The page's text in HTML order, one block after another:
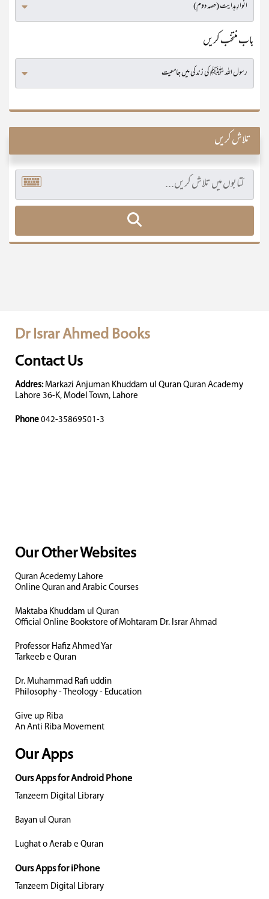
باب منتخب کریں
تلاش کریں
Dr Israr Ahmed Books
Contact Us
Addres: Markazi Anjuman Khuddam ul Quran Quran Academy
Lahore 36-K, Model Town, Lahore
Phone 042-35869501-3
Our Other Websites
Quran Acedemy Lahore
Online Quran and Arabic Courses
Maktaba Khuddam ul Quran
Official Online Bookstore of Mohtaram Dr. Israr Ahmad
Professor Hafiz Ahmed Yar
Tarkeeb e Quran
Dr. Muhammad Rafi uddin
Philosophy - Theology - Education
Give up Riba
An Anti Riba Movement
Our Apps
Ours Apps for Android Phone
Tanzeem Digital Library
Bayan ul Quran
Lughat o Aerab e Quran
Ours Apps for iPhone
Tanzeem Digital Library